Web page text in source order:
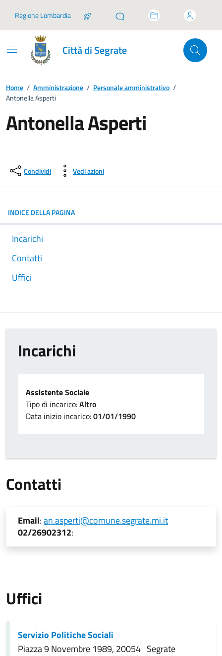
Regione Lombardia
Città di Segrate
Home / Amministrazione / Personale amministrativo /
Antonella Asperti
Antonella Asperti
Condividi Vedi azioni
INDICE DELLA PAGINA
Incarichi
Contatti
Uffici
Incarichi
Assistente Sociale
Tipo di incarico:Altro
Data inizio incarico:01/01/1990
Contatti
Email:an.asperti@comune.segrate.mi.it
02/26902312:
Uffici
Servizio Politiche Sociali
Piazza 9 Novembre 1989, 20054 Segrate